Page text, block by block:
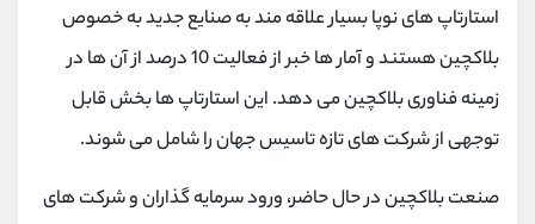
استارتاپ های نوپا بسیار علاقه مند به صنایع جدید به خصوص
بلاکچین هستند و آمار ها خبر از فعالیت 10 درصد از آن ها در
زمینه فناوری بلاکچین می دهد. این استارتاپ ها بخش قابل
توجهی از شرکت های تازه تاسیس جهان را شامل می شوند.
صنعت بلاکچین در حال حاضر، ورود سرمایه گذاران و شرکت های
تلفن 021-22021040
90001030
اینستاگرام @alireza.mehrabii
کانال تلگرام @alirezamehrabi_com
@alirezamehrabi_official